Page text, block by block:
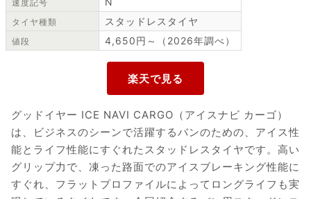
速度記号
タイヤ種類 スタッドレスタイヤ
値段 4,650円～（2026年調べ）
グッドイヤー ICE NAVI CARGO（アイスナビ カーゴ）
は、ビジネスのシーンで活躍するバンのための、アイス性
能とライフ性能にすぐれたスタッドレスタイヤです。高い
グリップ力で、凍った路面でのアイスブレーキング性能に
すぐれ、フラットプロファイルによってロングライフも実